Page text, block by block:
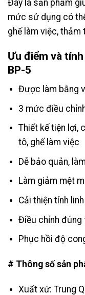
Đây là sản phẩm
mức sử dụng có
ghế làm việc, thảm
Ưu điểm và
BP-5
Được làm bằng
3 mức điều
Thiết kế tiện lợi,
tô, ghế làm việc
Dễ bảo quản,
Làm giảm mệt
Cải thiện tính
Điều chỉnh đúng
Phục hồi độ
# Thông số sản
Xuất xứ: Trung